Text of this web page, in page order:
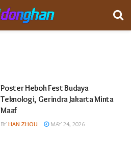
Poster Heboh Fest Budaya
Teknologi, Gerindra Jakarta Minta
Maaf
BY HAN ZHOU MAY 24, 2026